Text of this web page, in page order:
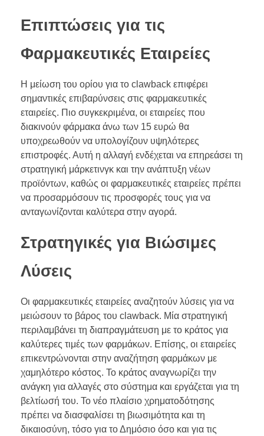
Επιπτώσεις για τις
Φαρμακευτικές Εταιρείες
Η μείωση του ορίου για το clawback επιφέρει
σημαντικές επιβαρύνσεις στις φαρμακευτικές
εταιρείες. Πιο συγκεκριμένα, οι εταιρείες που
διακινούν φάρμακα άνω των 15 ευρώ θα
υποχρεωθούν να υπολογίζουν υψηλότερες
επιστροφές. Αυτή η αλλαγή ενδέχεται να επηρεάσει τη
στρατηγική μάρκετινγκ και την ανάπτυξη νέων
προϊόντων, καθώς οι φαρμακευτικές εταιρείες πρέπει
να προσαρμόσουν τις προσφορές τους για να
ανταγωνίζονται καλύτερα στην αγορά.
Στρατηγικές για Βιώσιμες
Λύσεις
Οι φαρμακευτικές εταιρείες αναζητούν λύσεις για να
μειώσουν το βάρος του clawback. Μία στρατηγική
περιλαμβάνει τη διαπραγμάτευση με το κράτος για
καλύτερες τιμές των φαρμάκων. Επίσης, οι εταιρείες
επικεντρώνονται στην αναζήτηση φαρμάκων με
χαμηλότερο κόστος. Το κράτος αναγνωρίζει την
ανάγκη για αλλαγές στο σύστημα και εργάζεται για τη
βελτίωσή του. Το νέο πλαίσιο χρηματοδότησης
πρέπει να διασφαλίσει τη βιωσιμότητα και τη
δικαιοσύνη, τόσο για το Δημόσιο όσο και για τις